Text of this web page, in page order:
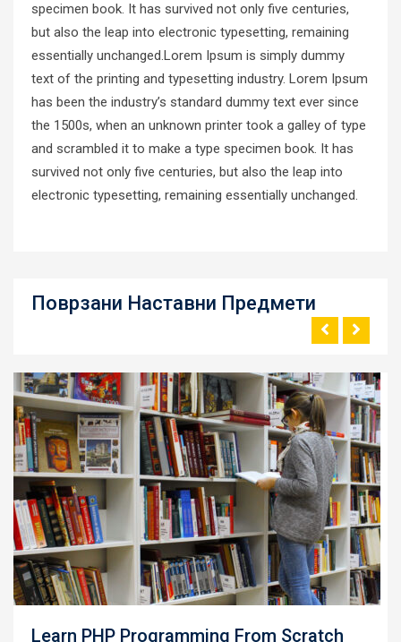
specimen book. It has survived not only five centuries,
but also the leap into electronic typesetting, remaining
essentially unchanged.Lorem Ipsum is simply dummy
text of the printing and typesetting industry. Lorem Ipsum
has been the industry’s standard dummy text ever since
the 1500s, when an unknown printer took a galley of type
and scrambled it to make a type specimen book. It has
survived not only five centuries, but also the leap into
electronic typesetting, remaining essentially unchanged.
Поврзани Наставни Предмети
Learn PHP Programming From Scratch